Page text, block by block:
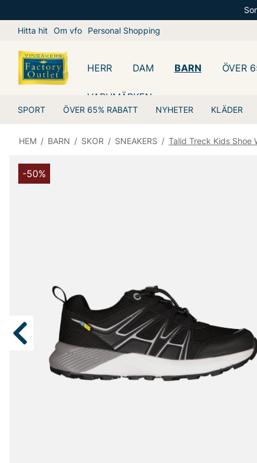
Hitta hit Om vfo Personal Shopping
HERR DAM BARN
SPORT ÖVER 65% RABATT NYHETER KLÄDER
ÖVER
VARUMÄRKEN
HEM / BARN / SKOR / SNEAKERS / Talid Treck Kids Shoe
-50%